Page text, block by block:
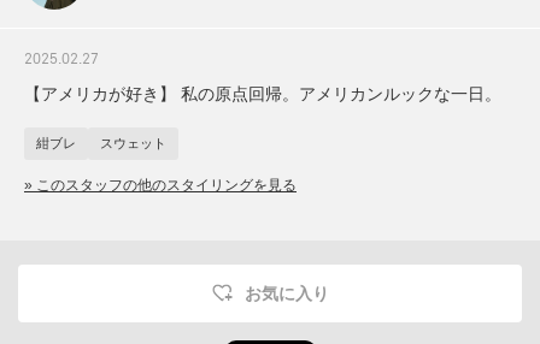
2025.02.27
【アメリカが好き】 私の原点回帰。アメリカンルックな一日。
紺ブレ スウェット
» このスタッフの他のスタイリングを見る
お気に入り